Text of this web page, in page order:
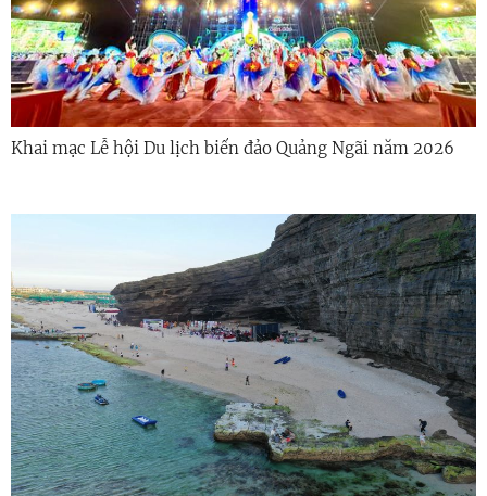
Khai mạc Lễ hội Du lịch biển đảo Quảng Ngãi năm 2026